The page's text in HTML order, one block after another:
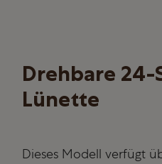
Drehbare
Lünette
Dieses Modell verfügt